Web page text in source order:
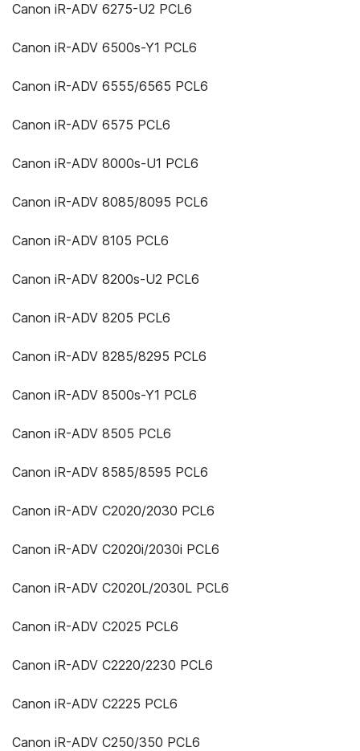
Canon iR-ADV 6275-U2 PCL6
Canon iR-ADV 6500s-Y1 PCL6
Canon iR-ADV 6555/6565 PCL6
Canon iR-ADV 6575 PCL6
Canon iR-ADV 8000s-U1 PCL6
Canon iR-ADV 8085/8095 PCL6
Canon iR-ADV 8105 PCL6
Canon iR-ADV 8200s-U2 PCL6
Canon iR-ADV 8205 PCL6
Canon iR-ADV 8285/8295 PCL6
Canon iR-ADV 8500s-Y1 PCL6
Canon iR-ADV 8505 PCL6
Canon iR-ADV 8585/8595 PCL6
Canon iR-ADV C2020/2030 PCL6
Canon iR-ADV C2020i/2030i PCL6
Canon iR-ADV C2020L/2030L PCL6
Canon iR-ADV C2025 PCL6
Canon iR-ADV C2220/2230 PCL6
Canon iR-ADV C2225 PCL6
Canon iR-ADV C250/350 PCL6